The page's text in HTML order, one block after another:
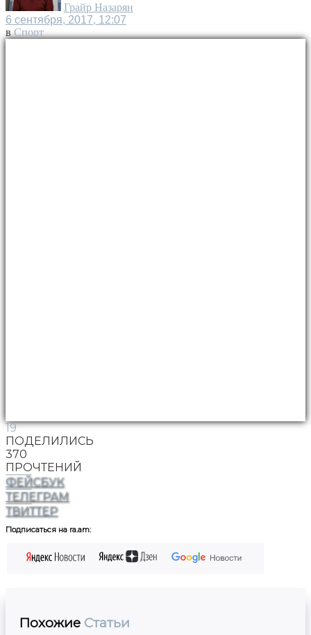
Грайр Назарян
6 сентября, 2017, 12:07
в Спорт
19
ПОДЕЛИЛИСЬ
370
ПРОЧТЕНИЙ
ФЕЙСБУК
ТЕЛЕГРАМ
ТВИТТЕР
Подписаться на ra.am:
Похожие Статьи